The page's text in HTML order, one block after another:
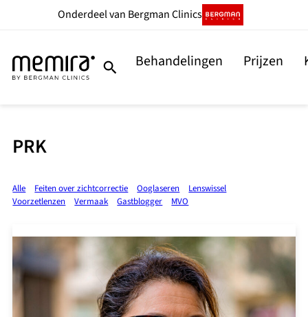
Onderdeelvan Bergman Clinics
Behandelingen Prijzen
PRK
Alle Feiten over zichtcorrectie Ooglaseren
Lenswissel
Voorzetlenzen
Vermaak Gastblogger MVO